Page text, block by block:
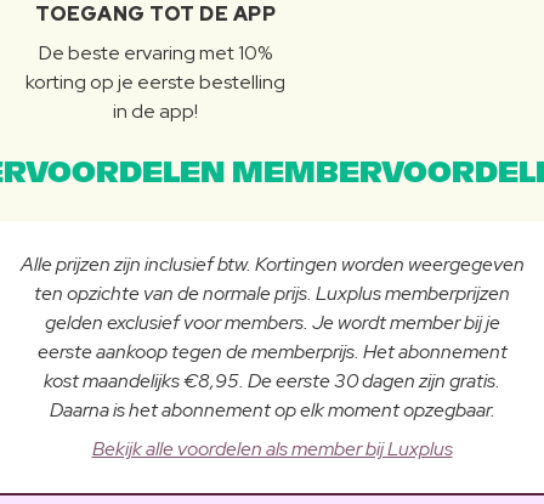
TOEGANG TOT DE APP
De beste ervaring met 10%
korting op je eerste bestelling
in de app!
Alle prijzen zijn inclusief btw. Kortingen worden weergegeven
ten opzichte van de normale prijs. Luxplus memberprijzen
gelden exclusief voor members. Je wordt member bij je
eerste aankoop tegen de memberprijs. Het abonnement
kost maandelijks €8,95. De eerste 30 dagen zijn gratis.
Daarna is het abonnement op elk moment opzegbaar.
Bekijk alle voordelen als member bij Luxplus